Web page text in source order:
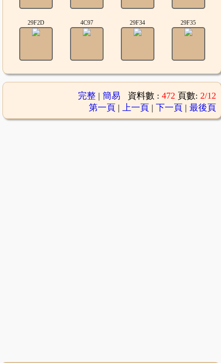
29F2D 4C97 29F34 29F35
完整| 簡易 資料數 : 472 頁數: 2/12
第一頁 | 上一頁 | 下一頁 | 最後頁